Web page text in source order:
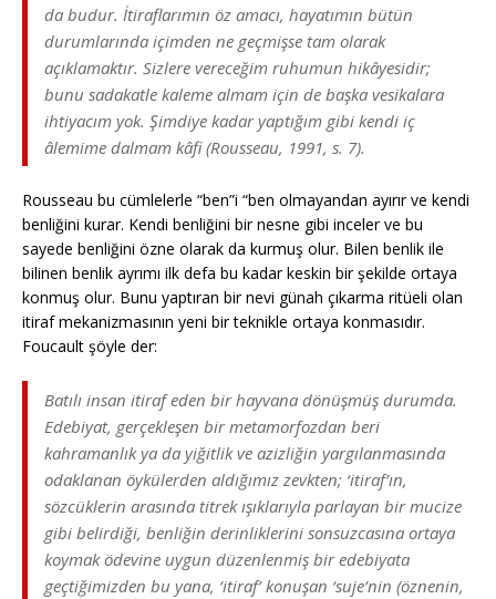
da budur. İtiraflarımın öz amacı, hayatımın bütün
durumlarında içimden ne geçmişse tam olarak
açıklamaktır. Sizlere vereceğim ruhumun hikâyesidir;
bunu sadakatle kaleme almam için de başka vesikalara
ihtiyacım yok. Şimdiye kadar yaptığım gibi kendi iç
âlemime dalmam kâfi (Rousseau, 1991, s. 7).
Rousseau bu cümlelerle “ben”i “ben olmayandan ayırır ve kendi
benliğini kurar. Kendi benliğini bir nesne gibi inceler ve bu
sayede benliğini özne olarak da kurmuş olur. Bilen benlik ile
bilinen benlik ayrımı ilk defa bu kadar keskin bir şekilde ortaya
konmuş olur. Bunu yaptıran bir nevi günah çıkarma ritüeli olan
itiraf mekanizmasının yeni bir teknikle ortaya konmasıdır.
Foucault şöyle der:
Batılı insan itiraf eden bir hayvana dönüşmüş durumda.
Edebiyat, gerçekleşen bir metamorfozdan beri
kahramanlık ya da yiğitlik ve azizliğin yargılanmasında
odaklanan öykülerden aldığımız zevkten; ‘itiraf’ın,
sözcüklerin arasında titrek ışıklarıyla parlayan bir mucize
gibi belirdiği, benliğin derinliklerini sonsuzcasına ortaya
koymak ödevine uygun düzenlenmiş bir edebiyata
geçtiğimizden bu yana, ‘itiraf’ konuşan ‘suje’nin (öznenin,